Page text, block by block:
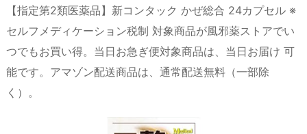
【指定第2類医薬品】新コンタック かぜ総合 24カプセル ※
セルフメディケーション税制 対象商品が風邪薬ストアでい
つでもお買い得。当日お急ぎ便対象商品は、当日お届け 可
能です。アマゾン配送商品は、通常配送無料（一部除
く）。